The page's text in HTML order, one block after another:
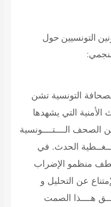
التونسيين حول
التونسية تشن
الأمنية التي يشهدها
الصحف الــــتــــونسية
تــغــطية الحدث. في
منظمو الإضراب
عن التحليل و
هــــذا الصمت